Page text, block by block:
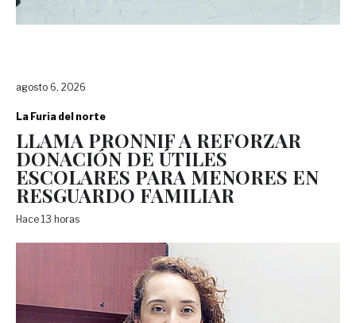
agosto 6, 2026
La Furia del norte
LLAMA PRONNIF A REFORZAR
DONACIÓN DE ÚTILES
ESCOLARES PARA MENORES EN
RESGUARDO FAMILIAR
Hace 13 horas